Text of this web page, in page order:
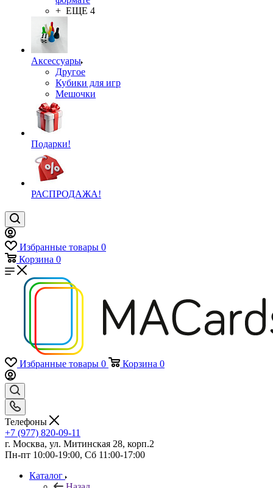
+ ЕЩЕ 4
Аксессуары
Другое
Кубики для игр
Мешочки
Подарки!
РАСПРОДАЖА!
Избранные товары 0
Корзина 0
Избранные товары 0 Корзина 0
Телефоны
+7 (977) 820-09-11
г. Москва, ул. Митинская 28, корп.2
Пн-пт 10:00-19:00, Сб 11:00-17:00
Каталог